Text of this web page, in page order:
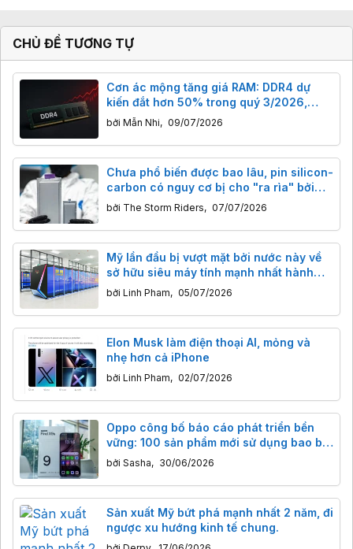
CHỦ ĐỀ TƯƠNG TỰ
Cơn ác mộng tăng giá RAM: DDR4 dự
kiến đắt hơn 50% trong quý 3/2026,
DDR3 cũng bị vạ lây
bởi Mẫn Nhi, 09/07/2026
Chưa phổ biến được bao lâu, pin silicon-
carbon có nguy cơ bị cho "ra rìa" bởi
công nghệ pin này
bởi The Storm Riders, 07/07/2026
Mỹ lần đầu bị vượt mặt bởi nước này về
sở hữu siêu máy tính mạnh nhất hành
tinh
bởi Linh Pham, 05/07/2026
Elon Musk làm điện thoại AI, mỏng và
nhẹ hơn cả iPhone
bởi Linh Pham, 02/07/2026
Oppo công bố báo cáo phát triển bền
vững: 100 sản phẩm mới sử dụng bao bì
giấy tái chế
bởi Sasha, 30/06/2026
Sản xuất Mỹ bứt phá mạnh nhất 2 năm, đi
ngược xu hướng kinh tế chung.